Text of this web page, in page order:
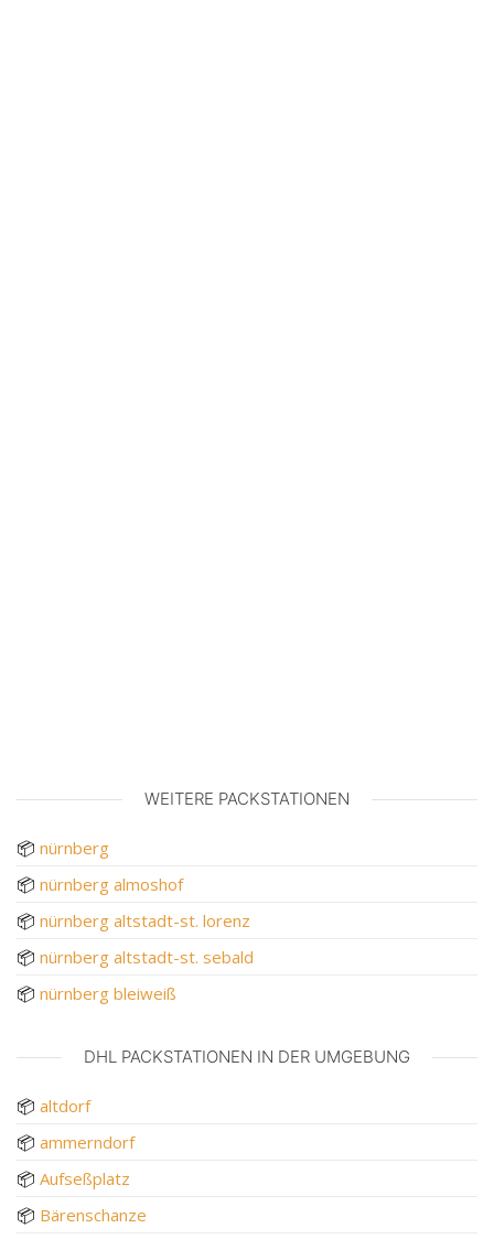
WEITERE PACKSTATIONEN
📦 nürnberg
📦 nürnberg almoshof
📦 nürnberg altstadt-st. lorenz
📦 nürnberg altstadt-st. sebald
📦 nürnberg bleiweiß
DHL PACKSTATIONEN IN DER UMGEBUNG
📦 altdorf
📦 ammerndorf
📦 Aufseßplatz
📦 Bärenschanze